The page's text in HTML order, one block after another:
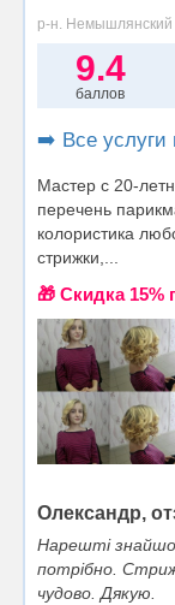
р-н. Немышлянский
9.4
баллов
➡️ Все услуги
Мастер с 20-
перечень
колористика
стрижки,...
🎁 Cкидка
Олександр,
Нарешті
потрібно.
чудово. Дякую.